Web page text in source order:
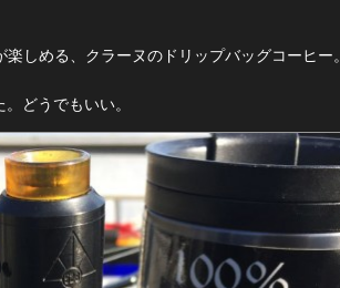
しめる、クラーヌのドリップバッグコーヒー。
どうでもいい。